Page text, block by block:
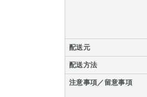
配送元
配送方法
注意事項／留意事項